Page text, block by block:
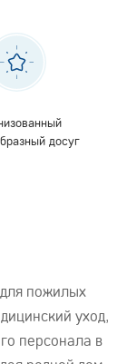
досуг
пожилых
уход,
персонала в